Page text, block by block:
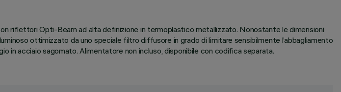
Opti-Beam ad alta definizione in termoplastico metallizzato. Nonostante le dimensioni
ottimizzato da uno speciale filtro diffusore in grado di limitare sensibilmente l’abbagliamento
in acciaio sagomato. Alimentatore non incluso, disponibile con codifica separata.